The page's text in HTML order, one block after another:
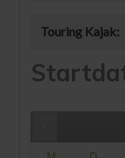
Touring Kajak: